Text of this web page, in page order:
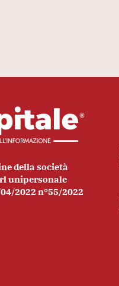
della società
unipersonale
2022 n°55/2022